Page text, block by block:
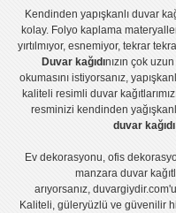
Kendinden yapışkanlı duvar
kolay. Folyo kaplama
yırtılmıyor, esnemiyor, tekrar
Duvar kağıdınızın çok
okumasını istiyorsanız,
kaliteli resimli duvar kağıtlarımız
resminizi kendinden
duvar kağıdı
Ev dekorasyonu,ofis
manzara duvar
arıyorsanız,
Kaliteli, güleryüzlü ve güvenilir